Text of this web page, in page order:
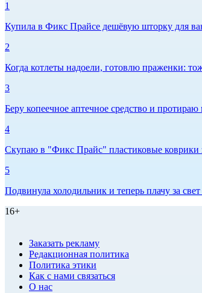
1
Купила в Фикс Прайсе дешёвую шторку для
2
Когда котлеты надоели, готовлю праженки:
3
Беру копеечное аптечное средство и
4
Скупаю в "Фикс Прайс" пластиковые коврики
5
Подвинула холодильник и теперь плачу за
16+
Заказать рекламу
Редакционная политика
Политика этики
Как с нами связаться
О нас